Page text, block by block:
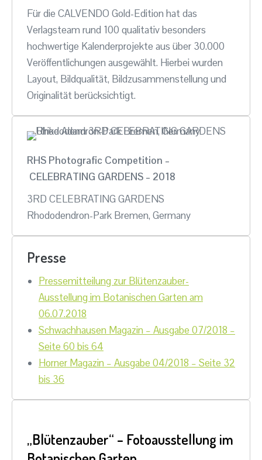
Für die CALVENDO Gold-Edition hat das
Verlagsteam rund 100 qualitativ besonders
hochwertige Kalenderprojekte aus über 30.000
Veröffentlichungen ausgewählt. Hierbei wurden
Layout, Bildqualität, Bildzusammenstellung und
Originalität berücksichtigt.
RHS Photografic Competition –
CELEBRATING GARDENS – 2018
3RD CELEBRATING GARDENS
Rhododendron-Park Bremen, Germany
Presse
Pressemitteilung zur Blütenzauber-
Ausstellung im Botanischen Garten am
06.07.2018
Schwachhausen Magazin – Ausgabe 07/2018 –
Seite 60 bis 64
Horner Magazin – Ausgabe 04/2018 – Seite 32
bis 36
„Blütenzauber“ – Fotoausstellung im